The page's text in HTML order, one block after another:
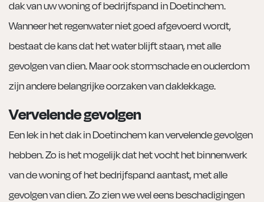
dak van uw woning of bedrijfspand in Doetinchem.
Wanneer het regenwater niet goed afgevoerd wordt,
bestaat de kans dat het water blijft staan, met alle
gevolgen van dien. Maar ook stormschade en ouderdom
zijn andere belangrijke oorzaken van daklekkage.
Vervelende gevolgen
Een lek in het dak in Doetinchem kan vervelende gevolgen
hebben. Zo is het mogelijk dat het vocht het binnenwerk
van de woning of het bedrijfspand aantast, met alle
gevolgen van dien. Zo zien we wel eens beschadigingen